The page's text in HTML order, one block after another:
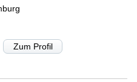
Zum Profil